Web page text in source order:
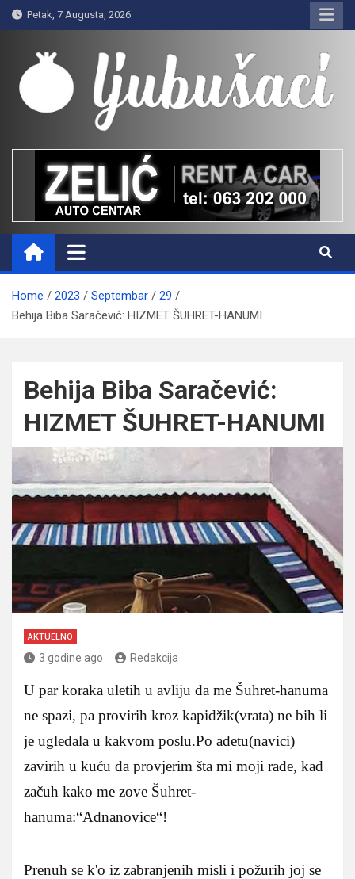
Skip
to
content
Petak, 7 Augusta, 2026
Ljubušaci
Svom voljenom gradu
Home 2023 Septembar
29
Behija Biba Saračević: HIZMET ŠUHRET-HANUMI
Behija Biba Saračević:
HIZMET ŠUHRET-HANUMI
AKTUELNO
3 godine ago Redakcija
U par koraka uletih u avliju da me Šuhret-hanuma
ne spazi, pa provirih kroz kapidžik(vrata) ne bih li
je ugledala u kakvom poslu.Po adetu(navici)
zavirih u kuću da provjerim šta mi moji rade, kad
začuh kako me zove Šuhret-
hanuma:“Adnanovice“!
Prenuh se k'o iz zabranjenih misli i požurih joj se